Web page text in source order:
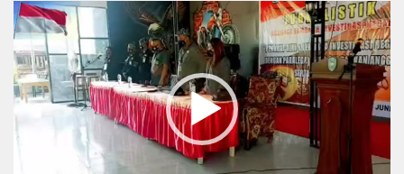
Video
Player